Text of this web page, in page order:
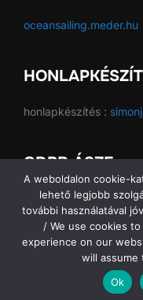
oceansailing.meder.hu
honlapkészítés :
GDPR ÁSZF
GDPR ÁSZF
Copyright
A weboldalon cookie-
lehető legjobb
további használatával
/ We use cookies
experience on our
will assume
Ok